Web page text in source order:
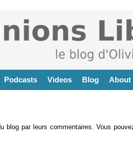
Podcasts Videos Blog About
blog par leurs commentaires. Vous